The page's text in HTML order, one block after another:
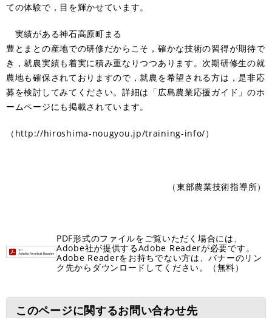
ての体験で，目を輝かせています。
実績がある神石高原町まる
豊とまとの産地での研修だからこそ，確かな技術の習得が期待で
き，就農実績も着実に積み重なりつつあります。次期研修生の就
農地も確保されておりますので，就農を希望される方は，是非応
募を検討してみてください。詳細は「広島農業応援ガイド」のホ
ームページにも掲載されています。
（ http://hiroshima-nougyou.jp/training-info/）
（東部農業技術指導所）
PDF形式のファイルをご覧いただく場合には、
Adobe社が提供するAdobe Readerが必要です。
Adobe Readerをお持ちでない方は、バナーのリン
ク先からダウンロードしてください。（無料）
このページに関するお問い合わせ先